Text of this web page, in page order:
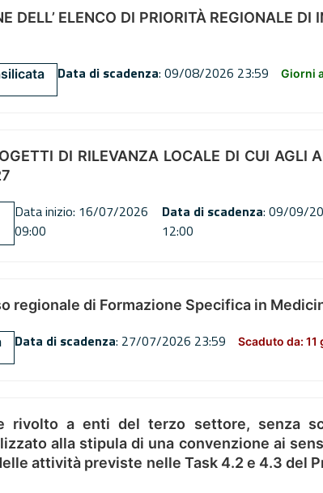
DELL’ ELENCO DI PRIORITÀ REGIONALE
Data di scadenza: 09/08/2026 23:59 Giorni
DI RILEVANZA LOCALE DI CUI
Data inizio: 16/07/2026
09:00
Data di scadenza: 09/09/
12:00
regionale di Formazione Specifica in
Data di scadenza: 27/07/2026 23:59 Scaduto da: 11
rivolto a enti del terzo settore, senza
alla stipula di una convenzione ai
attività previste nelle Task 4.2 e 4.3 del